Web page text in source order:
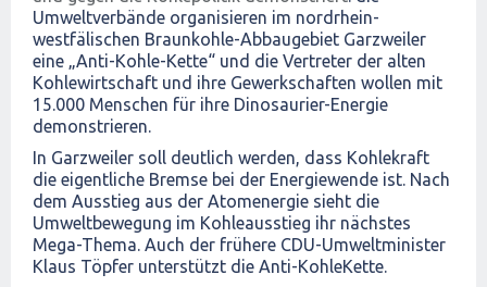
Umweltverbände organisieren im nordrhein-
westfälischen Braunkohle-Abbaugebiet Garzweiler
eine „Anti-Kohle-Kette“ und die Vertreter der alten
Kohlewirtschaft und ihre Gewerkschaften wollen mit
15.000 Menschen für ihre Dinosaurier-Energie
demonstrieren.
In Garzweiler soll deutlich werden, dass Kohlekraft
die eigentliche Bremse bei der Energiewende ist. Nach
dem Ausstieg aus der Atomenergie sieht die
Umweltbewegung im Kohleausstieg ihr nächstes
Mega-Thema. Auch der frühere CDU-Umweltminister
Klaus Töpfer unterstützt die Anti-KohleKette.